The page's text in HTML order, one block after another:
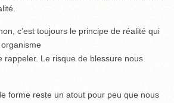
c’est toujours le principe de réalité qui
rappeler. Le risque de blessure nous
forme reste un atout pour peu que nous